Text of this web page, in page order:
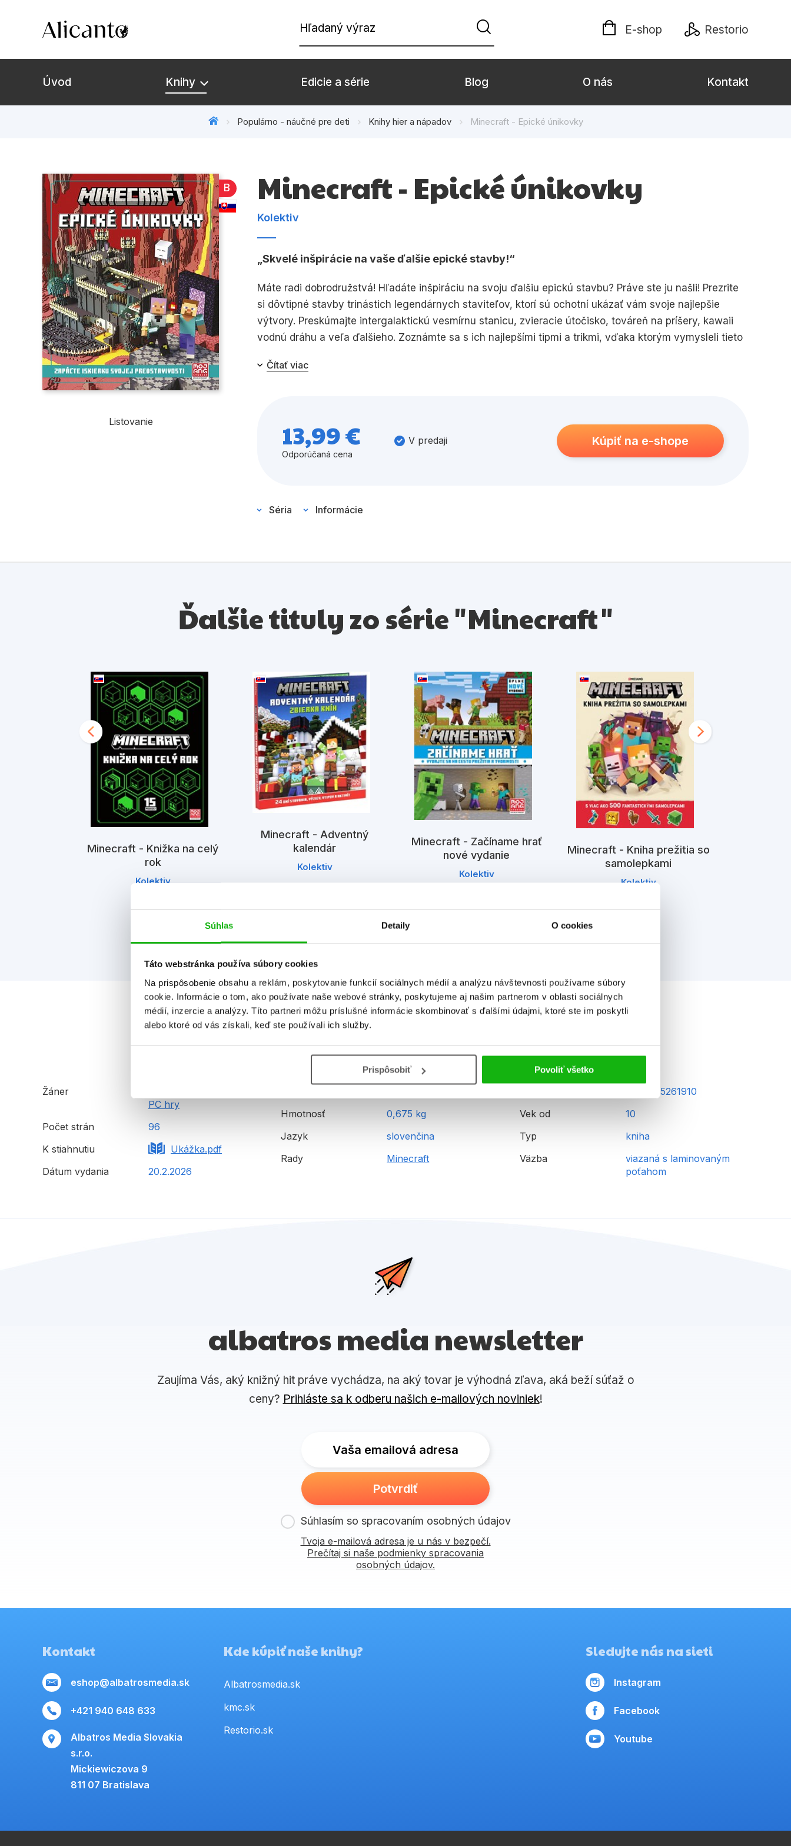
Súhlas Detaily O cookies
Táto webstránka používa súbory cookies
Na prispôsobenie obsahu a reklám, poskytovanie funkcií sociálnych médií a analýzu návštevnosti používame súbory
cookie. Informácie o tom, ako používate naše webové stránky, poskytujeme aj našim partnerom v oblasti sociálnych
médií, inzercie a analýzy. Títo partneri môžu príslušné informácie skombinovať s ďalšími údajmi, ktoré ste im poskytli
alebo ktoré od vás získali, keď ste používali ich služby.
Prispôsobiť Povoliť všetko
Hľadaný výraz E-shop Restorio
Úvod Knihy
Beletria pre deti Beletria pre dospelých
Komiks Počítače Poézia
Predškoláci Výchova a pedagogika
Všetky kategórie
Edicie a série Blog O nás Kontakt
Populárno - náučné pre deti Knihy hier a nápadov Minecraft - Epické únikovky
B
Listovanie
Minecraft - Epické únikovky
Kolektiv
Skvelé inšpirácie na vaše ďalšie epické stavby!
Máte radi dobrodružstvá! Hľadáte inšpiráciu na svoju ďalšiu epickú stavbu? Práve ste ju našli! Prezrite
si dôvtipné stavby trinástich legendárnych staviteľov, ktorí sú ochotní ukázať vám svoje najlepšie
výtvory. Preskúmajte intergalaktickú vesmírnu stanicu, zvieracie útočisko, továreň na príšery, kawaii
vodnú dráhu a veľa ďalšieho. Zoznámte sa s ich najlepšími tipmi a trikmi, vďaka ktorým vymysleli tieto
výziev, hádaniek a unikátnych prvkov naštartuje predstavivosť hráčov Minecraftu všetkých vekových
Čítať viac
13,99 €
Odporúčaná cena
V predaji Kúpiť na e-shope
Séria Informácie
Ďalšie tituly zo série "Minecraft"
Minecraft - Knižka na celý
rok
Kolektiv
Minecraft - Adventný
kalendár
Kolektiv
Minecraft - Začíname hrať
nové vydanie
Kolektiv
Minecraft - Kniha prežitia so
samolepkami
Kolektiv
Informácie
Žáner
PC hry
Počet strán
96
K stiahnutiu
Ukážka.pdf
Dátum vydania
20.2.2026
Hmotnosť
0,675 kg
Jazyk
slovenčina
Rady
Minecraft
9788025261910
Vek od
10
Typ
kniha
Väzba
viazaná s laminovaným
poťahom
albatros media newsletter
Zaujíma Vás, aký knižný hit práve vychádza, na aký tovar je výhodná zľava, aká beží súťaž o
ceny? Prihláste sa k odberu našich e-mailových noviniek!
Vaša emailová adresa
Potvrdiť
Súhlasím so spracovaním osobných údajov
Tvoja e-mailová adresa je u nás v bezpečí.
Prečítaj si naše podmienky spracovania
osobných údajov.
Kontakt
eshop@albatrosmedia.sk
+421 940 648 633
Albatros Media Slovakia
s.r.o.
Mickiewiczova 9
811 07 Bratislava
Kde kúpiť naše knihy?
Albatrosmedia.sk
kmc.sk
Restorio.sk
Sledujte nás na sieti
Instagram
Facebook
Youtube